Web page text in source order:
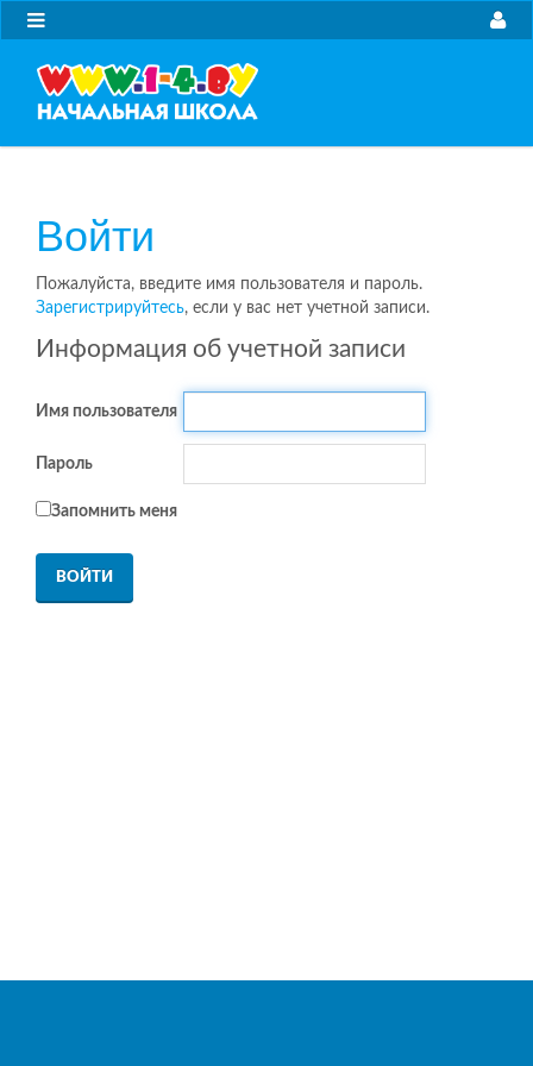
Войти
Пожалуйста, введите имя пользователя и пароль.
Зарегистрируйтесь, если у вас нет учетной записи.
Информация об учетной записи
Имя пользователя
Пароль
Запомнить меня
ВОЙТИ